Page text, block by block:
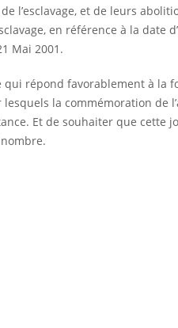
l’esclavage, et de leurs
en référence à la date
Mai 2001.
qui répond favorablement à la
la commémoration de
Et de souhaiter que cette